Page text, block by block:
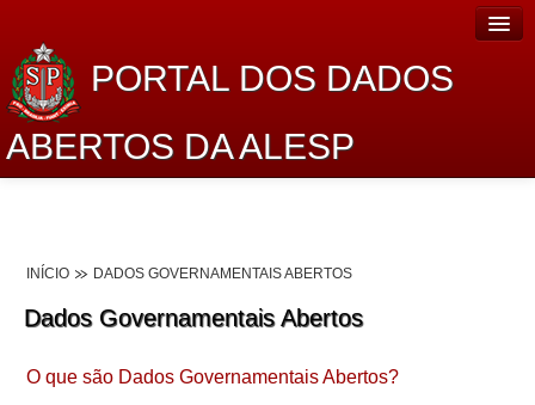
PORTAL DOS DADOS
ABERTOS DA ALESP
Lei de Acesso à Informação
Dados Governamentais Abertos
INÍCIO DADOS GOVERNAMENTAIS ABERTOS
Dados Governamentais Abertos
O que são Dados Governamentais Abertos?